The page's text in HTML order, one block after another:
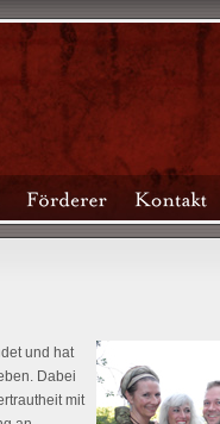
und hat
Dabei
mit